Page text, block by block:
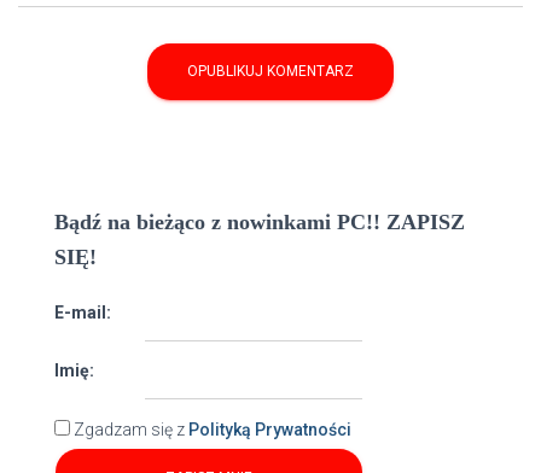
Bądź na bieżąco z nowinkami PC!! ZAPISZ
SIĘ!
E-mail:
Imię:
Zgadzam się z Polityką Prywatności